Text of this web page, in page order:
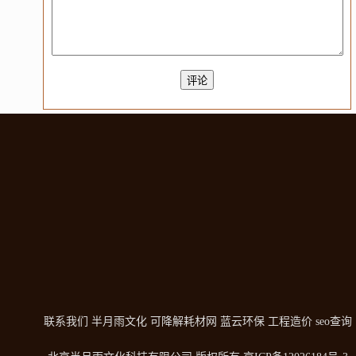
联系我们 半月雨文化 可降解耗材网 蓝云环保 工程造价 seo查询